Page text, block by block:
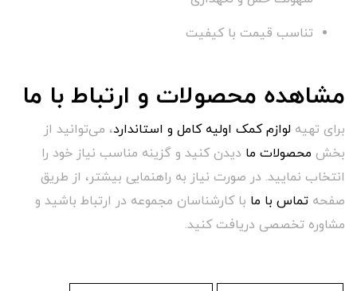
تناسب قیمت با کیفیت
مشاهده محصولات و ارتباط با ما
برای تهیه لوازم کمک اولیه کامل و استاندارد، می‌توانید از
بخش محصولات مادیدن کنید و گزینه مناسب نیاز خود را
انتخاب نمایید. در صورت نیاز به راهنمایی بیشتر، از طریق
صفحه تماس با ما با کارشناسان مجموعه در ارتباط باشید و
مشاوره تخصصی دریافت کنید.